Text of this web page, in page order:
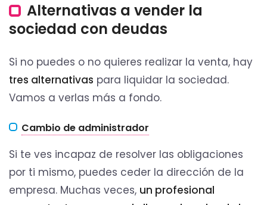
Alternativas a vender la
sociedad con deudas
Si no puedes o no quieres realizar la venta, hay
tres alternativas para liquidar la sociedad.
Vamos a verlas más a fondo.
Cambio de administrador
Si te ves incapaz de resolver las obligaciones
por ti mismo, puedes ceder la dirección de la
empresa. Muchas veces, un profesional